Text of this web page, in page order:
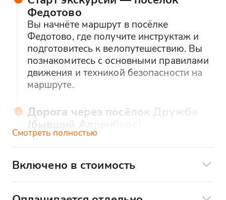
Федотово
Вы начнёте маршрут в посёлке
Федотово, где получите инструктаж и
подготовитесь к велопутешествию. Вы
познакомитесь с основными правилами
движения и техникой безопасности на
маршруте.
Дорога через посёлок Дружба
(бывший Алленбург)
Вы поедете через бывший немецкий
сохранившуюся с времён Восточной
местность за сто лет.
Смотреть полностью
Включено в стоимость
Инструктаж по технике безопасности